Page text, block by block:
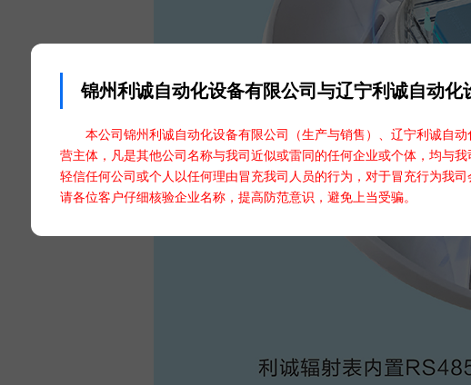
锦州利诚自动化设备有限公司与辽宁利诚自动化
本公司锦州利诚自动化设备有限公司（生产与销售）、辽宁利诚自动
营主体，凡是其他公司名称与我司近似或雷同的任何企业或个体，均与
轻信任何公司或个人以任何理由冒充我司人员的行为，对于冒充行为我
请各位客户仔细核验企业名称，提高防范意识，避免上当受骗。